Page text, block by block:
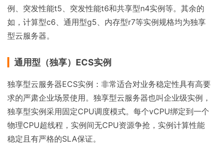
例、突发性能t5、突发性能t6和共享型n4实例等。其余的
如，计算型c6、通用型g5、内存型r7等实例规格均为独享
型云服务器。
通用型（独享）ECS实例
独享型云服务器ECS实例：非常适合对业务稳定性具有高要
求的严肃企业场景使用。独享型云服务器也叫企业级实例，
独享型实例采用固定CPU调度模式。每个vCPU绑定到一个
物理CPU超线程，实例间无CPU资源争抢，实例计算性能
稳定且有严格的SLA保证。